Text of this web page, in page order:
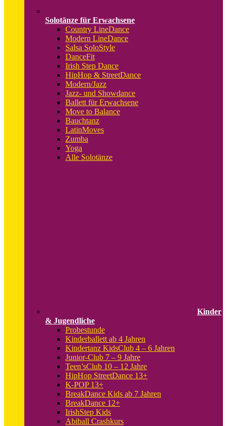
Solotänze für Erwachsene
Country LineDance
Modern LineDance
Salsa SoloStyle
DanceFit
Irish Step Dance
HipHop & StreetDance
Modern/Jazz
Jazz- und Showdance
Ballett für Erwachsene
Move to Balance
Bauchtanz
LatinMoves
Zumba
Yoga
Alle Solotänze
Kinder
& Jugendliche
Probestunde
Kinderballett ab 4 Jahren
Kindertanz KidsClub 4 – 6 Jahren
Junior-Club 7 – 9 Jahre
Teen’sClub 10 – 12 Jahre
HipHop StreetDance 13+
K-POP 13+
BreakDance Kids ab 7 Jahren
BreakDance 12+
IrishStep Kids
Abiball Crashkurs